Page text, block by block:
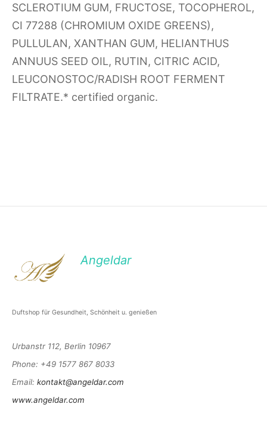
SCLEROTIUM GUM, FRUCTOSE, TOCOPHEROL,
CI 77288 (CHROMIUM OXIDE GREENS),
PULLULAN, XANTHAN GUM, HELIANTHUS
ANNUUS SEED OIL, RUTIN, CITRIC ACID,
LEUCONOSTOC/RADISH ROOT FERMENT
FILTRATE.* certified organic.
Angeldar
Duftshop für Gesundheit, Schönheit u. genießen
Urbanstr 112, Berlin 10967
Phone: +49 1577 867 8033
Email: kontakt@angeldar.com
www.angeldar.com